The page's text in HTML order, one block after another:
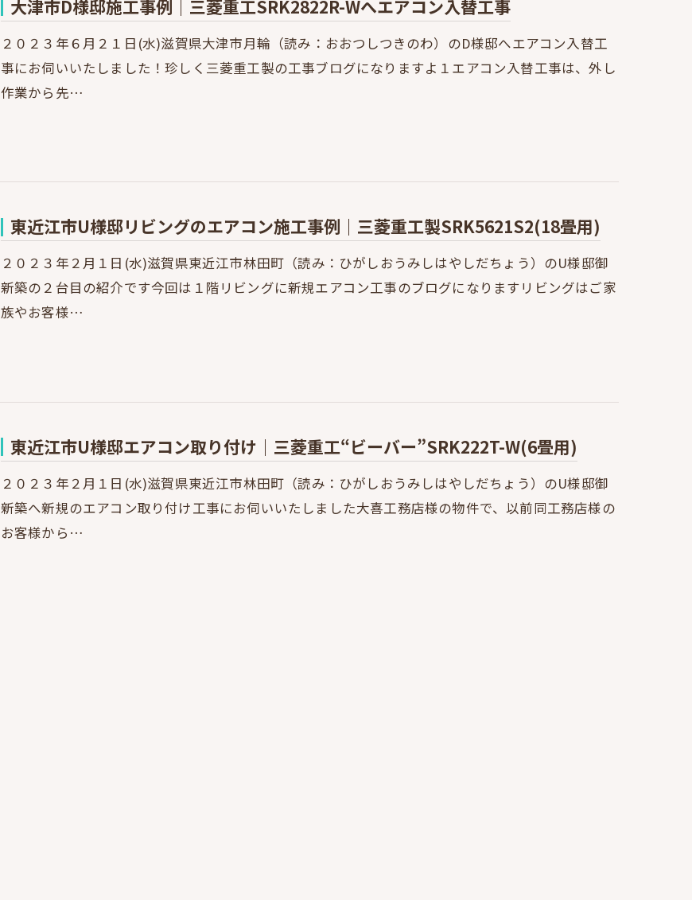
大津市D様邸施工事例｜三菱重工SRK2822R-Wへエアコン入替工事
２０２３年６月２１日(水)滋賀県大津市月輪（読み：おおつしつきのわ）のD様邸へエアコン入替工
事にお伺いいたしました！珍しく三菱重工製の工事ブログになりますよ１エアコン入替工事は、外し
作業から先…
東近江市U様邸リビングのエアコン施工事例｜三菱重工製SRK5621S2(18畳用)
２０２３年２月１日(水)滋賀県東近江市林田町（読み：ひがしおうみしはやしだちょう）のU様邸御
新築の２台目の紹介です今回は１階リビングに新規エアコン工事のブログになりますリビングはご家
族やお客様…
東近江市U様邸エアコン取り付け｜三菱重工“ビーバー”SRK222T-W(6畳用)
２０２３年２月１日(水)滋賀県東近江市林田町（読み：ひがしおうみしはやしだちょう）のU様邸御
新築へ新規のエアコン取り付け工事にお伺いいたしました大喜工務店様の物件で、以前同工務店様の
お客様から…